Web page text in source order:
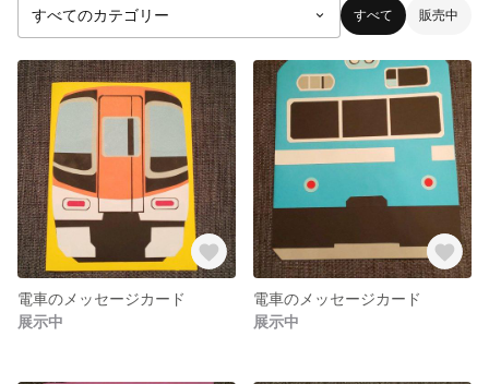
すべて 販売中
電車のメッセージカード
展示中
電車のメッセージカード
展示中